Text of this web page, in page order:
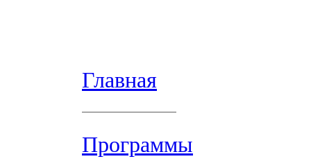
Главная
Программы